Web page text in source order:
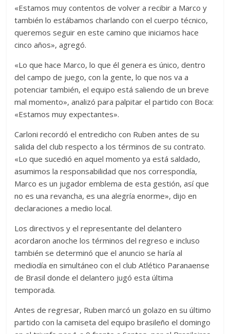
«Estamos muy contentos de volver a recibir a Marco y
también lo estábamos charlando con el cuerpo técnico,
queremos seguir en este camino que iniciamos hace
cinco años», agregó.
«Lo que hace Marco, lo que él genera es único, dentro
del campo de juego, con la gente, lo que nos va a
potenciar también, el equipo está saliendo de un breve
mal momento», analizó para palpitar el partido con Boca:
«Estamos muy expectantes».
Carloni recordó el entredicho con Ruben antes de su
salida del club respecto a los términos de su contrato.
«Lo que sucedió en aquel momento ya está saldado,
asumimos la responsabilidad que nos correspondía,
Marco es un jugador emblema de esta gestión, así que
no es una revancha, es una alegría enorme», dijo en
declaraciones a medio local.
Los directivos y el representante del delantero
acordaron anoche los términos del regreso e incluso
también se determinó que el anuncio se haría al
mediodía en simultáneo con el club Atlético Paranaense
de Brasil donde el delantero jugó esta última
temporada.
Antes de regresar, Ruben marcó un golazo en su último
partido con la camiseta del equipo brasileño el domingo